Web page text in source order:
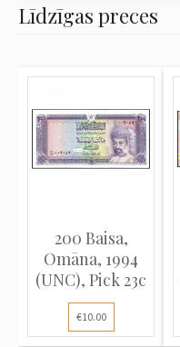
Līdzīgas preces
200 Baisa,
Omāna, 1994
(UNC), Pick 23c
€10.00